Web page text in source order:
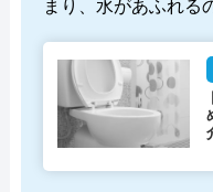
まり、水があふれる